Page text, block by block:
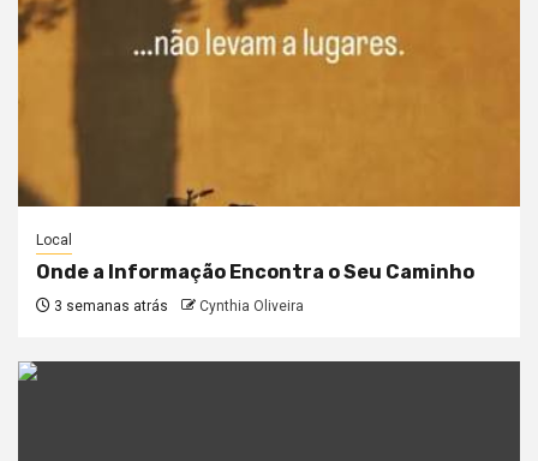
Local
Onde a Informação Encontra o Seu Caminho
3 semanas atrás Cynthia Oliveira